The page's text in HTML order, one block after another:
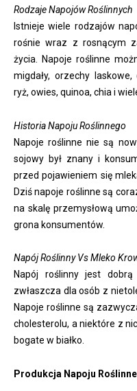
Rodzaje Napojów Roślinnych
Istnieje wiele rodzajów
rośnie wraz z rosnącym
życia. Napoje roślinne
migdały, orzechy
ryż, owies, quinoa, chia i
Historia Napoju Roślinnego
Napoje roślinne nie są
sojowy był znany i
przed pojawieniem się
Dziś napoje roślinne są
na skalę przemysłową
grona konsumentów.
Napój Roślinny Vs Mleko
Napój roślinny jest
zwłaszcza dla osób z
Napoje roślinne są
cholesterolu, a niektóre z
bogate w białko.
Produkcja Napoju